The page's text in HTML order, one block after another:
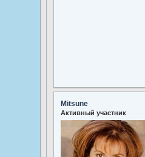
Mitsune
Активный участник